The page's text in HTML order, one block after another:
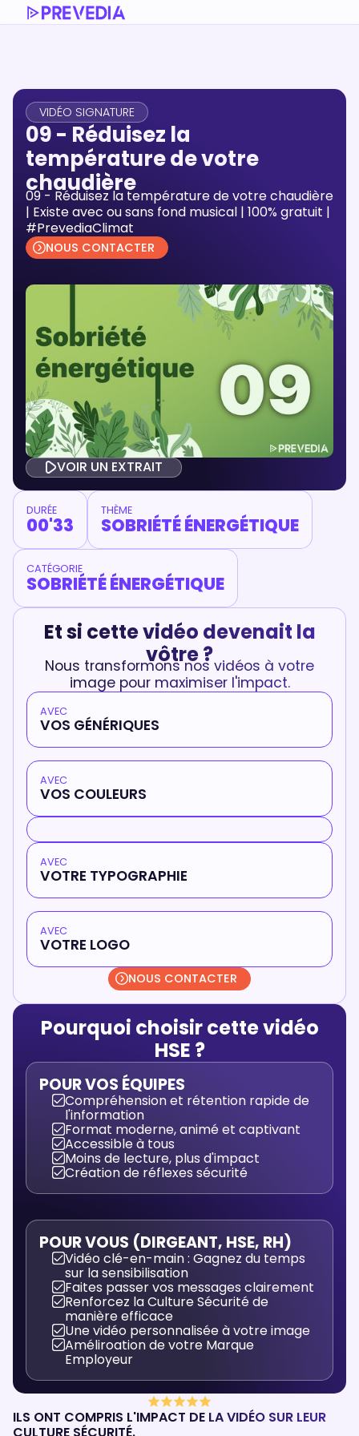
VIDÉO SIGNATURE
09 - Réduisez la
température de votre
chaudière
09 - Réduisez la température de votre chaudière
| Existe avec ou sans fond musical | 100% gratuit |
#PrevediaClimat
NOUS CONTACTER
VOIR UN EXTRAIT
DURÉE
00'33
THÈME
SOBRIÉTÉ ÉNERGÉTIQUE
CATÉGORIE
SOBRIÉTÉ ÉNERGÉTIQUE
Et si cette vidéo devenait la
vôtre ?
Nous transformons nos vidéos à votre
image pour maximiser l'impact.
AVEC
VOS GÉNÉRIQUES
AVEC
VOS COULEURS
AVEC
VOTRE TYPOGRAPHIE
AVEC
VOTRE LOGO
NOUS CONTACTER
Pourquoi choisir cette vidéo
HSE ?
POUR VOS ÉQUIPES
Compréhension et rétention rapide de
l'information
Format moderne, animé et captivant
Accessible à tous
Moins de lecture, plus d'impact
Création de réflexes sécurité
POUR VOUS (DIRGEANT, HSE, RH)
Vidéo clé-en-main : Gagnez du temps
sur la sensibilisation
Faites passer vos messages clairement
Renforcez la Culture Sécurité de
manière efficace
Une vidéo personnalisée à votre image
Améliroation de votre Marque
Employeur
ILS ONT COMPRIS L'IMPACT DE LA VIDÉO SUR LEUR
CULTURE SÉCURITÉ.